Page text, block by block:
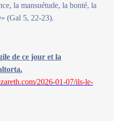
la mansuétude, la bonté, la
(Gal 5, 22-23).
de ce jour et la
2026-01-07/ils-le-